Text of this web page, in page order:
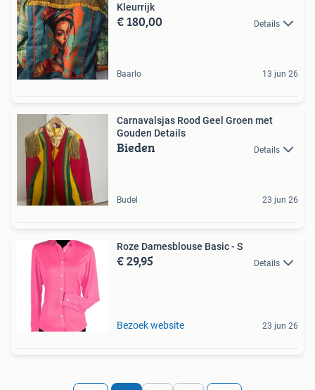
Kleurrijk
€ 180,00 Details
Baarlo 13 jun 26
Carnavalsjas Rood Geel Groen met
Gouden Details
Bieden Details
Budel 23 jun 26
Roze Damesblouse Basic - S
€ 29,95 Details
Bezoek website 23 jun 26